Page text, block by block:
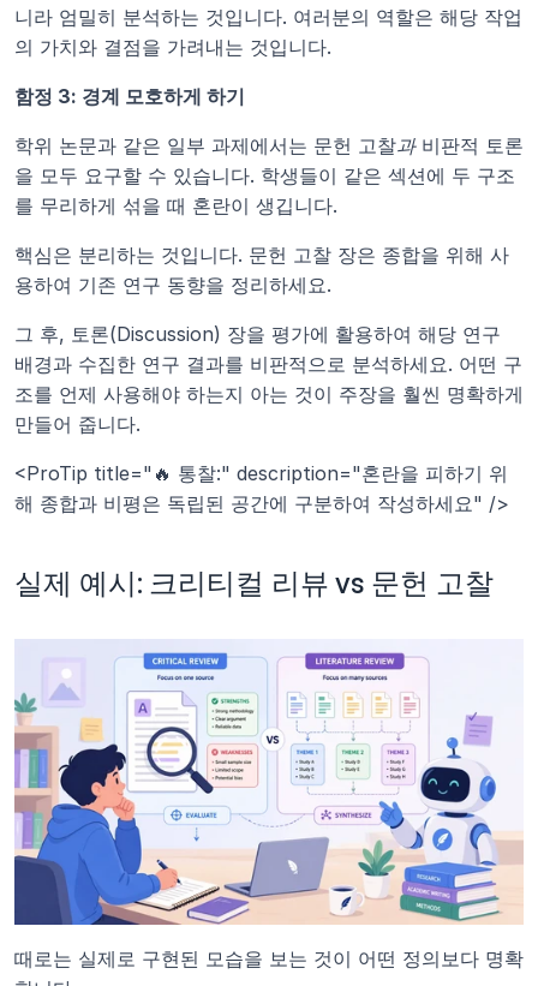
니라 엄밀히 분석하는 것입니다. 여러분의 역할은 해당 작업
의 가치와 결점을 가려내는 것입니다.
함정 3: 경계 모호하게 하기
학위 논문과 같은 일부 과제에서는 문헌 고찰과 비판적 토론
을 모두 요구할 수 있습니다. 학생들이 같은 섹션에 두 구조
를 무리하게 섞을 때 혼란이 생깁니다.
핵심은 분리하는 것입니다. 문헌 고찰 장은 종합을 위해 사
용하여 기존 연구 동향을 정리하세요.
그 후, 토론(Discussion) 장을 평가에 활용하여 해당 연구
배경과 수집한 연구 결과를 비판적으로 분석하세요. 어떤 구
조를 언제 사용해야 하는지 아는 것이 주장을 훨씬 명확하게
만들어 줍니다.
<ProTip title="🔥 통찰:" description="혼란을 피하기 위
해 종합과 비평은 독립된 공간에 구분하여 작성하세요" />
실제 예시: 크리티컬 리뷰 vs 문헌 고찰
때로는 실제로 구현된 모습을 보는 것이 어떤 정의보다 명확